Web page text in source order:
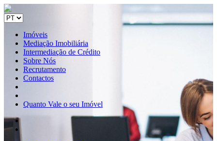
Imóveis
Mediação Imobiliária
Intermediação de Crédito
Sobre Nós
Recrutamento
Contactos
Quanto Vale o seu Imóvel